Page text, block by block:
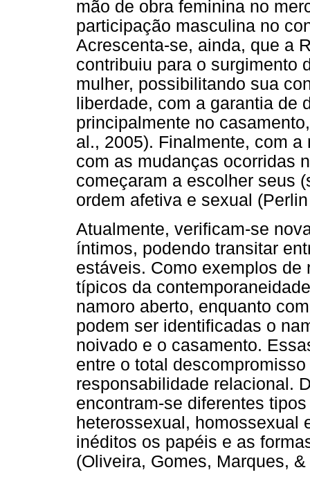
mão de obra feminina no
participação masculina no
Acrescenta-se, ainda, que a
contribuiu para o surgimento
mulher, possibilitando sua
liberdade, com a garantia de
principalmente no
al., 2005). Finalmente, com
com as mudanças ocorridas
começaram a escolher seus
ordem afetiva e sexual
Atualmente, verificam-se
íntimos, podendo transitar
estáveis. Como exemplos
típicos da
namoro aberto, enquanto
podem ser identificadas o
noivado e o casamento.
entre o total
responsabilidade relacional.
encontram-se diferentes
heterossexual, homossexual
inéditos os papéis e as
(Oliveira, Gomes, Marques,